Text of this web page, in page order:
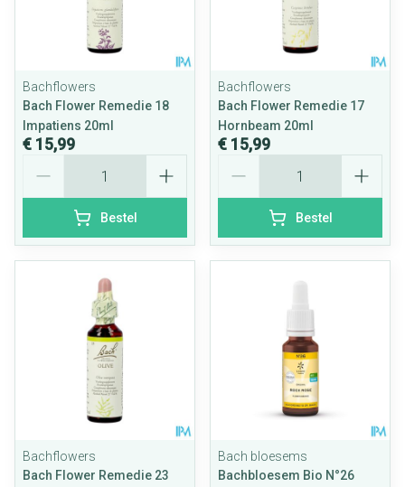
Bachflowers
Bach Flower Remedie 18
Impatiens 20ml
€ 15,99
Bestel
Bachflowers
Bach Flower Remedie 17
Hornbeam 20ml
€ 15,99
Bestel
Bachflowers
Bach Flower Remedie 23
Bach bloesems
Bachbloesem Bio N°26